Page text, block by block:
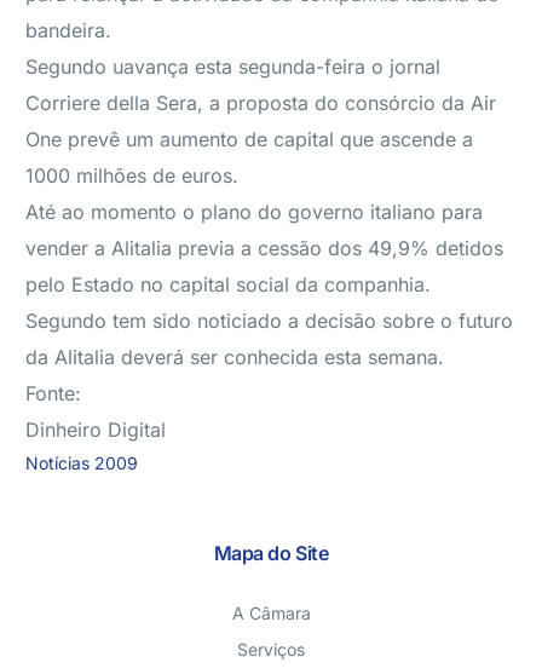
bandeira.
Segundo uavança esta segunda-feira o jornal
Corriere della Sera, a proposta do consórcio da Air
One prevê um aumento de capital que ascende a
1000 milhões de euros.
Até ao momento o plano do governo italiano para
vender a Alitalia previa a cessão dos 49,9% detidos
pelo Estado no capital social da companhia.
Segundo tem sido noticiado a decisão sobre o futuro
da Alitalia deverá ser conhecida esta semana.
Fonte:
Dinheiro Digital
Notícias 2009
Mapa do Site
A Câmara
Serviços